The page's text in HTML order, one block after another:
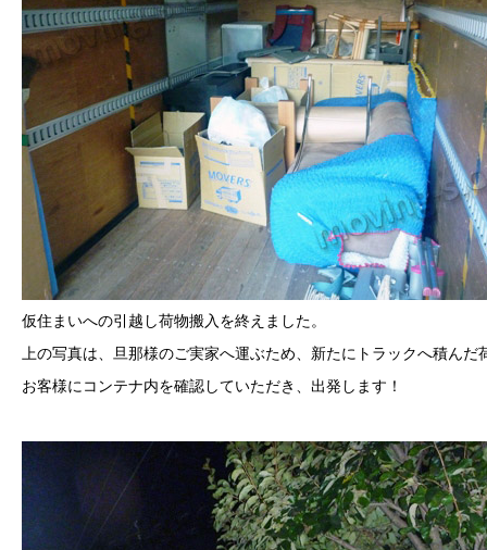
仮住まいへの引越し荷物搬入を終えました。
上の写真は、旦那様のご実家へ運ぶため、新たにトラックへ積んだ
お客様にコンテナ内を確認していただき、出発します！